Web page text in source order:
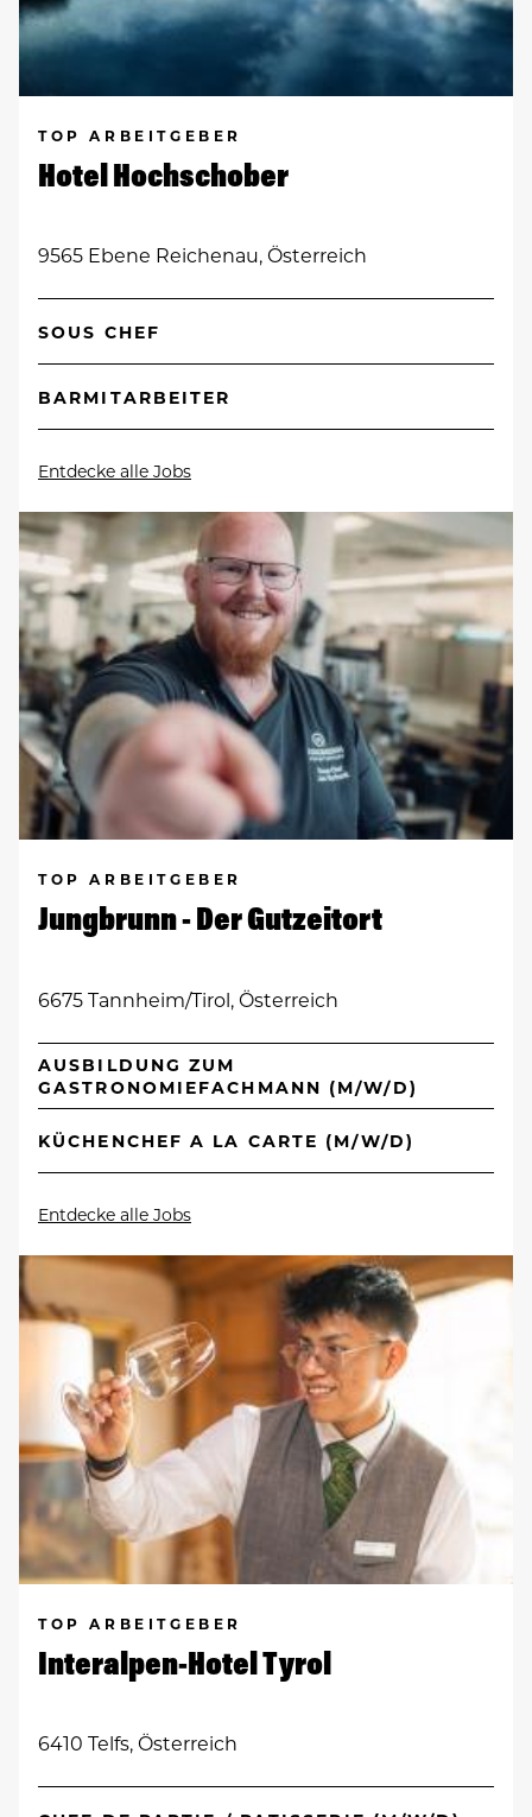
TOP ARBEITGEBER
Hotel Hochschober
9565 Ebene Reichenau, Österreich
SOUS CHEF
BARMITARBEITER
Entdecke alle Jobs
TOP ARBEITGEBER
Jungbrunn - Der Gutzeitort
6675 Tannheim/Tirol, Österreich
AUSBILDUNG ZUM
GASTRONOMIEFACHMANN (M/W/D)
KÜCHENCHEF A LA CARTE (M/W/D)
Entdecke alle Jobs
TOP ARBEITGEBER
Interalpen-Hotel Tyrol
6410 Telfs, Österreich